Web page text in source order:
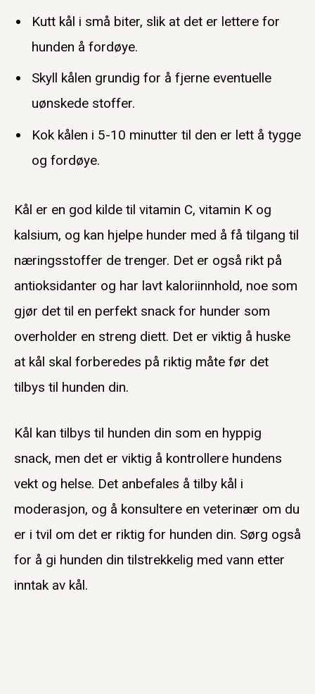
Kutt kål i små biter, slik at det er lettere for
hunden å fordøye.
Skyll kålen grundig for å fjerne eventuelle
uønskede stoffer.
Kok kålen i 5-10 minutter til den er lett å tygge
og fordøye.
Kål er en god kilde til vitamin C, vitamin K og
kalsium, og kan hjelpe hunder med å få tilgang til
næringsstoffer de trenger. Det er også rikt på
antioksidanter og har lavt kaloriinnhold, noe som
gjør det til en perfekt snack for hunder som
overholder en streng diett. Det er viktig å huske
at kål skal forberedes på riktig måte før det
tilbys til hunden din.
Kål kan tilbys til hunden din som en hyppig
snack, men det er viktig å kontrollere hundens
vekt og helse. Det anbefales å tilby kål i
moderasjon, og å konsultere en veterinær om du
er i tvil om det er riktig for hunden din. Sørg også
for å gi hunden din tilstrekkelig med vann etter
inntak av kål.